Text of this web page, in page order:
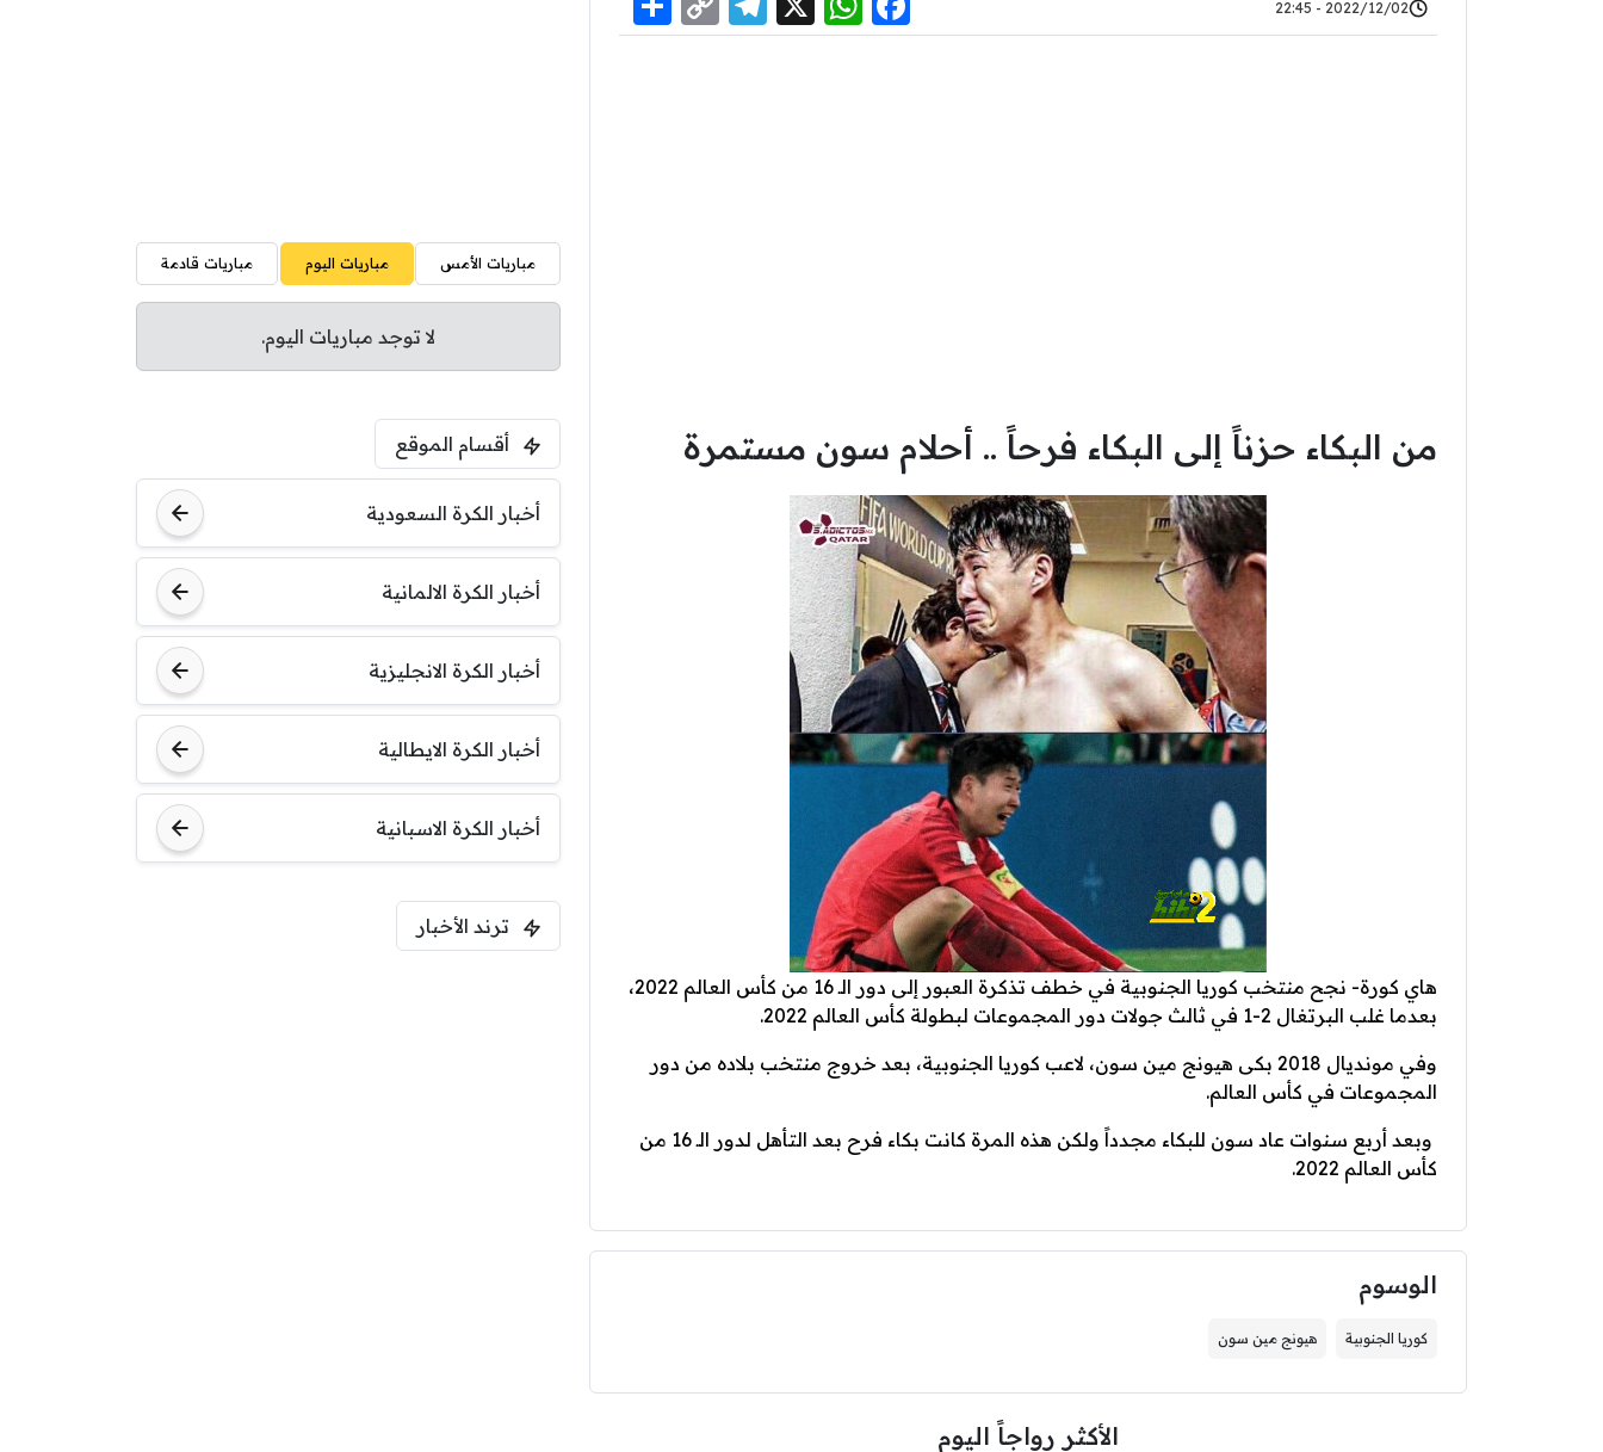
2022/12/02 - 22:45
Link
من البكاء حزناً إلى البكاء فرحاً .. أحلام سون مستمرة
هاي كورة- نجح منتخب كوريا الجنوبية في خطف تذكرة العبور إلى دور الـ 16 من كأس العالم 2022،
بعدما غلب البرتغال 2-1 في ثالث جولات دور المجموعات لبطولة كأس العالم 2022.
وفي مونديال 2018 بكى هيونج مين سون، لاعب كوريا الجنوبية، بعد خروج منتخب بلاده من دور
المجموعات في كأس العالم.
وبعد أربع سنوات عاد سون للبكاء مجدداً ولكن هذه المرة كانت بكاء فرح بعد التأهل لدور الـ 16 من
كأس العالم 2022.
الوسوم
كوريا الجنوبية هيونج مين سون
الأكثر رواجاً اليوم
مباريات الأمس مباريات اليوم مباريات قادمة
لا توجد مباريات اليوم.
أقسام الموقع
أخبار الكرة السعودية
أخبار الكرة الالمانية
أخبار الكرة الانجليزية
أخبار الكرة الايطالية
أخبار الكرة الاسبانية
ترند الأخبار